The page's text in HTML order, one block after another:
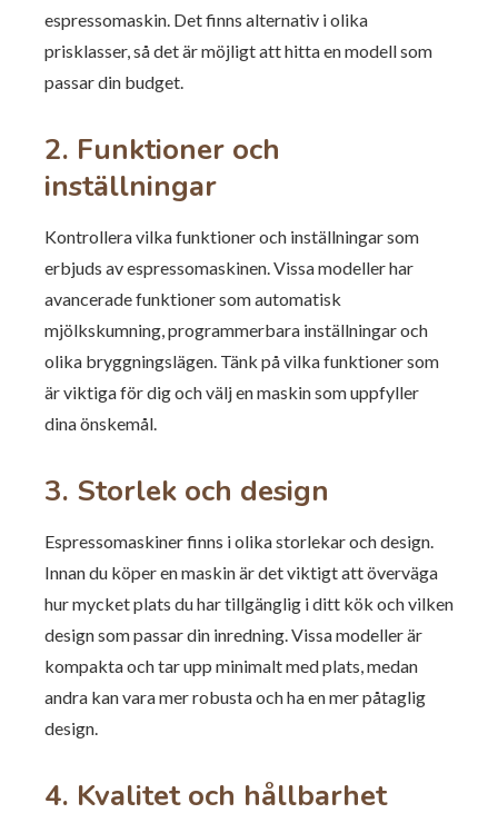
espressomaskin. Det finns alternativ i olika
prisklasser, så det är möjligt att hitta en modell som
passar din budget.
2. Funktioner och
inställningar
Kontrollera vilka funktioner och inställningar som
erbjuds av espressomaskinen. Vissa modeller har
avancerade funktioner som automatisk
mjölkskumning, programmerbara inställningar och
olika bryggningslägen. Tänk på vilka funktioner som
är viktiga för dig och välj en maskin som uppfyller
dina önskemål.
3. Storlek och design
Espressomaskiner finns i olika storlekar och design.
Innan du köper en maskin är det viktigt att överväga
hur mycket plats du har tillgänglig i ditt kök och vilken
design som passar din inredning. Vissa modeller är
kompakta och tar upp minimalt med plats, medan
andra kan vara mer robusta och ha en mer påtaglig
design.
4. Kvalitet och hållbarhet